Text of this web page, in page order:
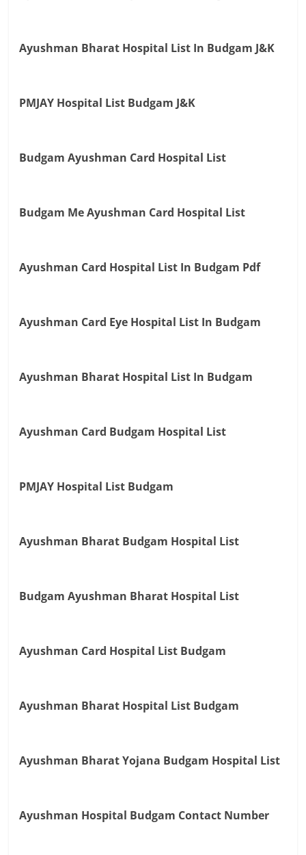
Ayushman Bharat Hospital List In Budgam J&K
PMJAY Hospital List Budgam J&K
Budgam Ayushman Card Hospital List
Budgam Me Ayushman Card Hospital List
Ayushman Card Hospital List In Budgam Pdf
Ayushman Card Eye Hospital List In Budgam
Ayushman Bharat Hospital List In Budgam
Ayushman Card Budgam Hospital List
PMJAY Hospital List Budgam
Ayushman Bharat Budgam Hospital List
Budgam Ayushman Bharat Hospital List
Ayushman Card Hospital List Budgam
Ayushman Bharat Hospital List Budgam
Ayushman Bharat Yojana Budgam Hospital List
Ayushman Hospital Budgam Contact Number